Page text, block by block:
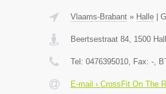
Vlaams-Brabant» Halle|
Beertsestraat 84, 1500
Tel: 0476395010, Fax: -,
E-mail › CrossFit On The